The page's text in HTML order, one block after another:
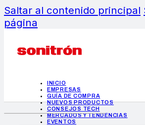
Saltar al contenido principal
página
INICIO
EMPRESAS
GUÍA DE COMPRA
NUEVOS PRODUCTOS
CONSEJOS TECH
MERCADOS Y TENDENCIAS
EVENTOS